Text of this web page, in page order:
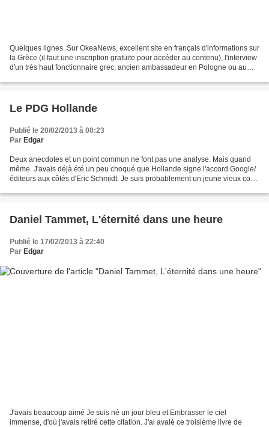
Quelques lignes. Sur OkeaNews, excellent site en français d'informations sur
la Grèce (il faut une inscription gratuite pour accéder au contenu), l'interview
d'un très haut fonctionnaire grec, ancien ambassadeur en Pologne ou au
Le PDG Hollande
Publié le 20/02/2013 à 00:23
Par Edgar
Deux anecdotes et un point commun ne font pas une analyse. Mais quand
même. J'avais déjà été un peu choqué que Hollande signe l'accord Google/
éditeurs aux côtés d'Eric Schmidt. Je suis probablement un jeune vieux con
Daniel Tammet, L'éternité dans une heure
Publié le 17/02/2013 à 22:40
Par Edgar
J'avais beaucoup aimé Je suis né un jour bleu et Embrasser le ciel
immense, d'où j'avais retiré cette citation. J'ai avalé ce troisième livre de